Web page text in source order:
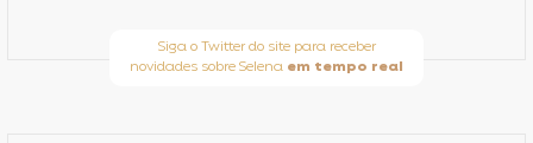
Siga o Twitter do site para receber
novidades sobre Selena em tempo real